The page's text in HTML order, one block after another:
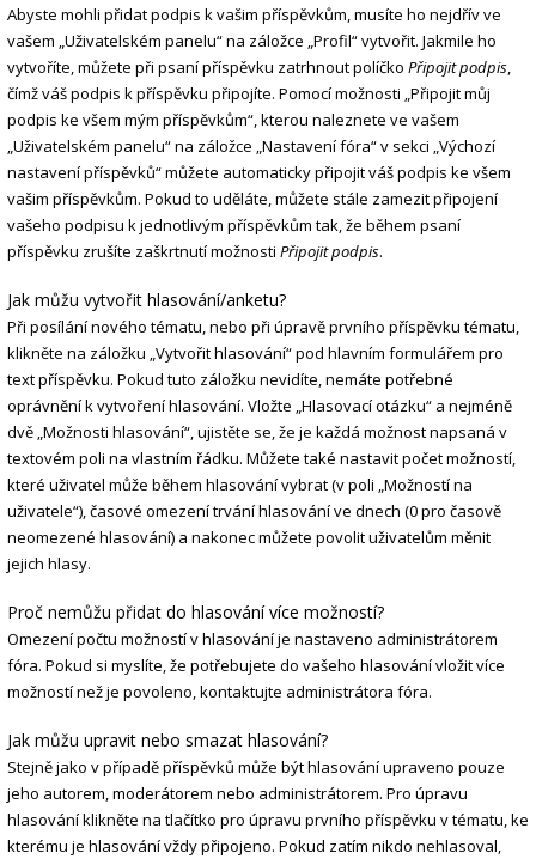
Abyste mohli přidat podpis k vašim příspěvkům, musíte ho nejdřív ve
vašem „Uživatelském panelu“ na záložce „Profil“ vytvořit. Jakmile ho
vytvoříte, můžete při psaní příspěvku zatrhnout políčko Připojit podpis,
čímž váš podpis k příspěvku připojíte. Pomocí možnosti „Připojit můj
podpis ke všem mým příspěvkům“, kterou naleznete ve vašem
„Uživatelském panelu“ na záložce „Nastavení fóra“ v sekci „Výchozí
nastavení příspěvků“ můžete automaticky připojit váš podpis ke všem
vašim příspěvkům. Pokud to uděláte, můžete stále zamezit připojení
vašeho podpisu k jednotlivým příspěvkům tak, že během psaní
příspěvku zrušíte zaškrtnutí možnosti Připojit podpis.
Jak můžu vytvořit hlasování/anketu?
Při posílání nového tématu, nebo při úpravě prvního příspěvku tématu,
klikněte na záložku „Vytvořit hlasování“ pod hlavním formulářem pro
text příspěvku. Pokud tuto záložku nevidíte, nemáte potřebné
oprávnění k vytvoření hlasování. Vložte „Hlasovací otázku“ a nejméně
dvě „Možnosti hlasování“, ujistěte se, že je každá možnost napsaná v
textovém poli na vlastním řádku. Můžete také nastavit počet možností,
které uživatel může během hlasování vybrat (v poli „Možností na
uživatele“), časové omezení trvání hlasování ve dnech (0 pro časově
neomezené hlasování) a nakonec můžete povolit uživatelům měnit
jejich hlasy.
Proč nemůžu přidat do hlasování více možností?
Omezení počtu možností v hlasování je nastaveno administrátorem
fóra. Pokud si myslíte, že potřebujete do vašeho hlasování vložit více
možností než je povoleno, kontaktujte administrátora fóra.
Jak můžu upravit nebo smazat hlasování?
Stejně jako v případě příspěvků může být hlasování upraveno pouze
jeho autorem, moderátorem nebo administrátorem. Pro úpravu
hlasování klikněte na tlačítko pro úpravu prvního příspěvku v tématu, ke
kterému je hlasování vždy připojeno. Pokud zatím nikdo nehlasoval,